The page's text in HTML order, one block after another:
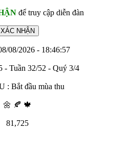
để truy cập diễn đàn
08/2026 - 18:46:57
- Tuần 32/52 - Quý 3/4
: Bắt đầu mùa thu
🌼 🍂 🍁
81,725